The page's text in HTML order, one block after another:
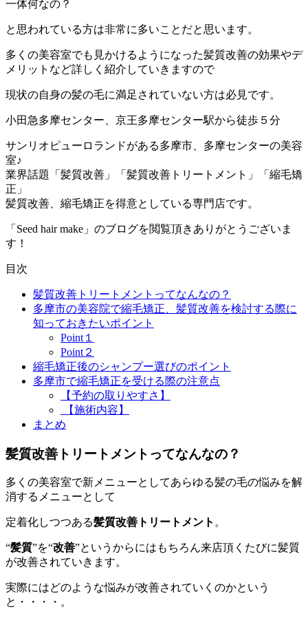
一体何なの？
と思われている方は非常に多いことだと思います。
多くの美容室でも見かけるようになった髪質改善の効果やデ
メリットなど詳しく紹介していきますので
現状の自身の髪の毛に満足されていない方は必見です。
小田急多摩センター、京王多摩センター駅から徒歩５分
サンリオピューロランドがある多摩市、多摩センターの美容
室♪
業界話題「髪質改善」「髪質改善トリートメント」「縮毛矯
正」
髪質改善、縮毛矯正を得意としている専門店です。
「Seed hair make」のブログを閲覧頂きありがとうございま
す！
目次
髪質改善トリートメントってなんなの？
多摩市の美容院で縮毛矯正、髪質改善を検討する際に
知っておきたいポイント
Point１
Point２
縮毛矯正後のシャンプー選びのポイント
多摩市で縮毛矯正を受ける際の注意点
【予約の取りやすさ】
【施術内容】
まとめ
髪質改善トリートメントってなんなの？
多くの美容室で新メニューとしてあらゆる髪の毛の悩みを解
消するメニューとして
定着化しつつある髪質改善トリートメント 。
“髪質”を“改善”というからにはもちろん来店頂くたびに髪質
が改善されていきます。
実際にはどのような悩みが改善されていくのかという
と・・・・。